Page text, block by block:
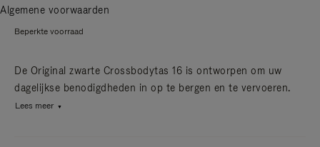
Algemene voorwaarden
Beperkte voorraad
De Original zwarte Crossbodytas 16 is ontworpen om uw
dagelijkse benodigdheden in op te bergen en te vervoeren.
Lees meer